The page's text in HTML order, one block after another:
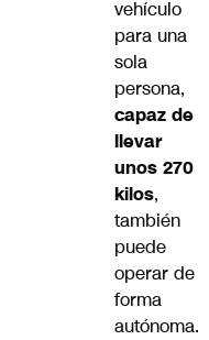
vehículo
para una
sola
persona,
capaz de
llevar
unos 270
kilos,
también
puede
operar de
forma
autónoma.